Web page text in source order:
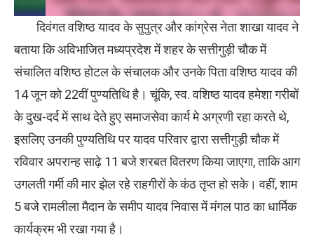
दिवंगत वशिष्ठ यादव के सुपुत्र और कांग्रेस नेता शाखा यादव ने
बताया कि अविभाजित मध्यप्रदेश में शहर के सत्तीगुड़ी चौक में
संचालित वशिष्ठ होटल के संचालक और उनके पिता वशिष्ठ यादव की
14 जून को 22वीं पुण्यतिथि है। चूंकि, स्व. वशिष्ठ यादव हमेशा गरीबों
के दुख-दर्द में साथ देते हुए समाजसेवा कार्य मे अग्रणी रहा करते थे,
इसलिए उनकी पुण्यतिथि पर यादव परिवार द्वारा सत्तीगुड़ी चौक में
रविवार अपरान्ह साढ़े 11 बजे शरबत वितरण किया जाएगा, ताकि आग
उगलती गर्मी की मार झेल रहे राहगीरों के कंठ तृप्त हो सके। वहीं, शाम
5 बजे रामलीला मैदान के समीप यादव निवास में मंगल पाठ का धार्मिक
कार्यक्रम भी रखा गया है।